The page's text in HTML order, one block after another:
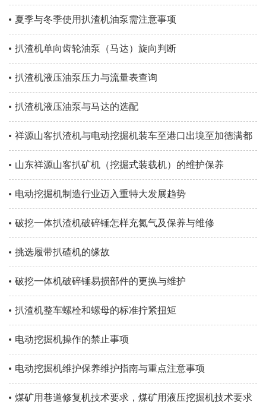
夏季与冬季使用扒渣机油泵需注意事项
扒渣机单向齿轮油泵（马达）旋向判断
扒渣机液压油泵压力与流量表查询
扒渣机液压油泵与马达的选配
祥源山客扒渣机与电动挖掘机装车至港口出境至加德满都
山东祥源山客扒矿机（挖掘式装载机）的维护保养
电动挖掘机制造行业迈入重特大发展趋势
破挖一体扒渣机破碎锤怎样充氮气及保养与维修
挑选履带扒碴机的缘故
破挖一体机破碎锤易损部件的更换与维护
扒渣机整车螺栓和螺母的标准拧紧扭矩
电动挖掘机操作的禁止事项
电动挖掘机维护保养维护指南与重点注意事项
煤矿用巷道修复机技术要求，煤矿用液压挖掘机技术要求